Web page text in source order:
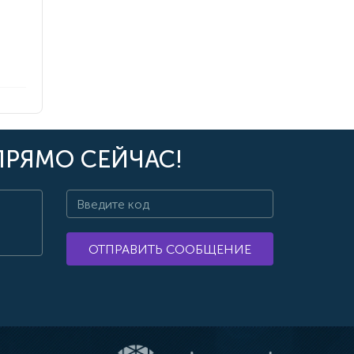
СЕЙЧАС!
ОТПРАВИТЬ СООБЩЕНИЕ